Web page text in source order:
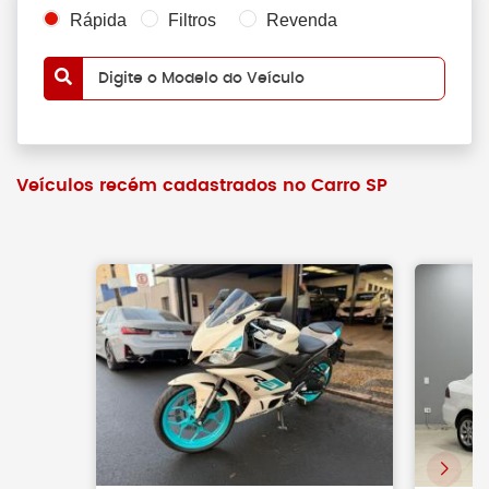
Rápida Filtros Revenda
Digite o Modelo do Veículo
Veículos recém cadastrados no Carro SP